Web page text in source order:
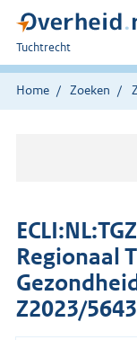
U
bent
hier:
Tuchtrecht
Home Zoeken
Regionaal
Z2023/5643